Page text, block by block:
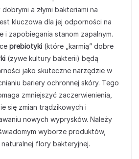
a złymi bakteriami na
kluczowa dla jej odporności na
i zapobiegania stanom zapalnym.
prebiotyki (które „karmią” dobre
(żywe kultury bakterii) będą
jako skuteczne narzędzie w
bariery ochronnej skóry. Tego
zmniejszyć zaczerwienienia,
się zmian trądzikowych i
nowych wyprysków. Należy
wyborze produktów,
flory bakteryjnej.